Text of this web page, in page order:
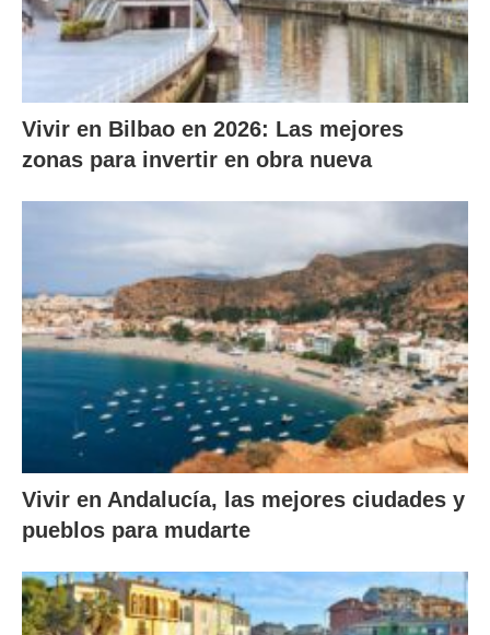
Vivir en Bilbao en 2026: Las mejores
zonas para invertir en obra nueva
Vivir en Andalucía, las mejores ciudades y
pueblos para mudarte